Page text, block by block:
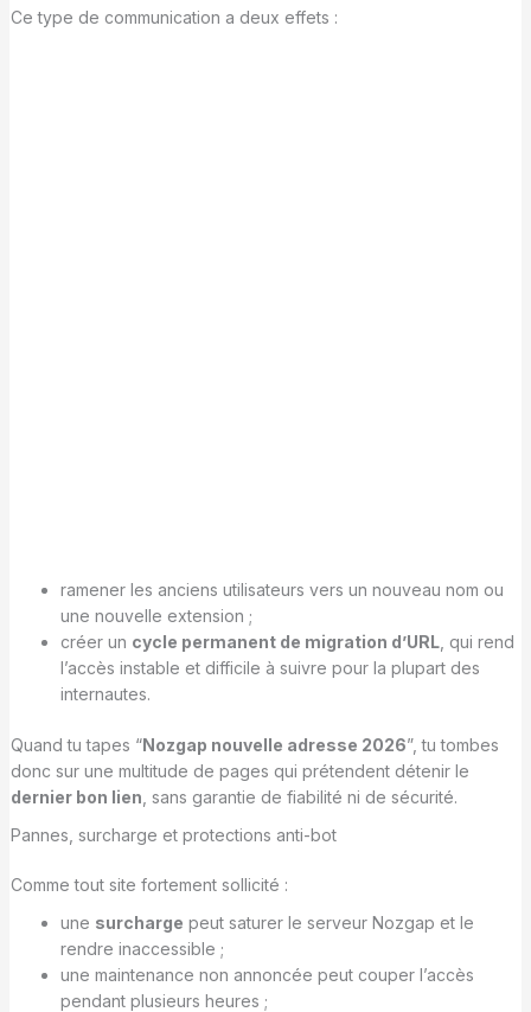
Ce type de communication a deux effets :
ramener les anciens utilisateurs vers un nouveau nom ou
une nouvelle extension ;
créer un cycle permanent de migration d’URL, qui rend
l’accès instable et difficile à suivre pour la plupart des
internautes.
Quand tu tapes “Nozgap nouvelle adresse 2026”, tu tombes
donc sur une multitude de pages qui prétendent détenir le
dernier bon lien , sans garantie de fiabilité ni de sécurité.
Pannes, surcharge et protections anti-bot
Comme tout site fortement sollicité :
une surcharge peut saturer le serveur Nozgap et le
rendre inaccessible ;
une maintenance non annoncée peut couper l’accès
pendant plusieurs heures ;